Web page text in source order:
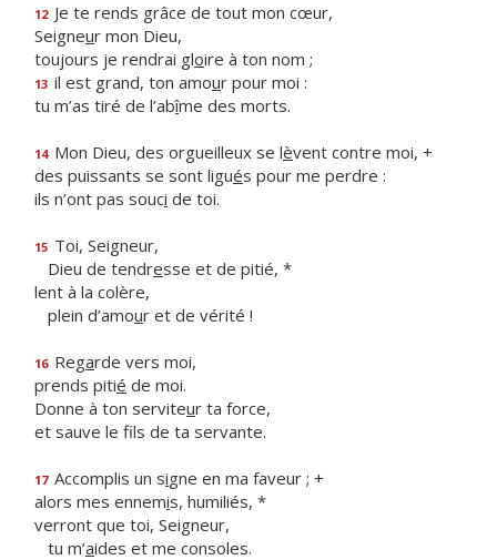
12 Je te rends grâce de tout mon cœur,
Seigneur mon Dieu,
toujours je rendrai gloire à ton nom ;
13 il est grand, ton amour pour moi :
tu m’as tiré de l’abîme des morts.
14 Mon Dieu, des orgueilleux se lèvent contre moi, +
des puissants se sont ligués pour me perdre :
ils n’ont pas souci de toi.
15 Toi, Seigneur,
Dieu de tendresse et de pitié, *
lent à la colère,
plein d’amour et de vérité !
16 Regarde vers moi,
prends pitié de moi.
Donne à ton serviteur ta force,
et sauve le fls de ta servante.
17 Accomplis un signe en ma faveur ; +
alors mes ennemis, humiliés, *
verront que toi, Seigneur,
tu m’aides et me consoles.